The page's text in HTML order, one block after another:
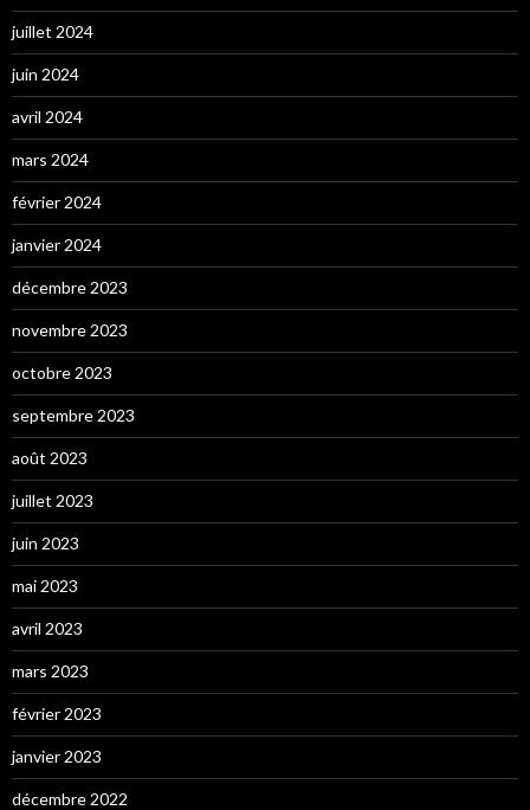
juillet 2024
juin 2024
avril 2024
mars 2024
février 2024
janvier 2024
décembre 2023
novembre 2023
octobre 2023
septembre 2023
août 2023
juillet 2023
juin 2023
mai 2023
avril 2023
mars 2023
février 2023
janvier 2023
décembre 2022